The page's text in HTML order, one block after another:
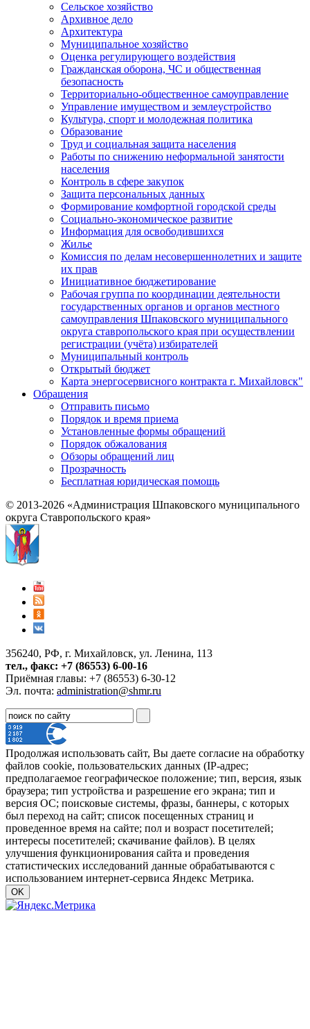
Сельское хозяйство
Архивное дело
Архитектура
Муниципальное хозяйство
Оценка регулирующего воздействия
Гражданская оборона, ЧС и общественная
безопасность
Территориально-общественное самоуправление
Управление имуществом и землеустройство
Культура, спорт и молодежная политика
Образование
Труд и социальная защита населения
Работы по снижению неформальной занятости
населения
Контроль в сфере закупок
Защита персональных данных
Формирование комфортной городской среды
Социально-экономическое развитие
Информация для освободившихся
Жилье
Комиссия по делам несовершеннолетних и защите
их прав
Инициативное бюджетирование
Рабочая группа по координации деятельности
государственных органов и органов местного
самоуправления Шпаковского муниципального
округа ставропольского края при осуществлении
регистрации (учёта) избирателей
Муниципальный контроль
Открытый бюджет
Карта энергосервисного контракта г. Михайловск"
Обращения
Отправить письмо
Порядок и время приема
Установленные формы обращений
Порядок обжалования
Обзоры обращений лиц
Прозрачность
Бесплатная юридическая помощь
© 2013-2026 «Администрация Шпаковского муниципального
округа Ставропольского края»
356240, РФ, г. Михайловск, ул. Ленина, 113
тел., факс: +7 (86553) 6-00-16
Приёмная главы: +7 (86553) 6-30-12
Эл. почта: administration@shmr.ru
Продолжая использовать сайт, Вы даете согласие на обработку
файлов cookie, пользовательских данных (IP-адрес;
предполагаемое географическое положение; тип, версия, язык
браузера; тип устройства и разрешение его экрана; тип и
версия ОС; поисковые системы, фразы, баннеры, с которых
был переход на сайт; список посещенных страниц и
проведенное время на сайте; пол и возраст посетителей;
интересы посетителей; скачивание файлов). В целях
улучшения функционирования сайта и проведения
статистических исследований данные обрабатываются с
использованием интернет-сервиса Яндекс Метрика.
OK